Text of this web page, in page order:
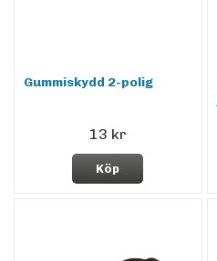
Gummiskydd 2-polig
13 kr
Köp